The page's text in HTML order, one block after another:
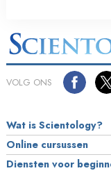
VOLG ONS
Wat is Scientology?
Online cursussen
Diensten voor